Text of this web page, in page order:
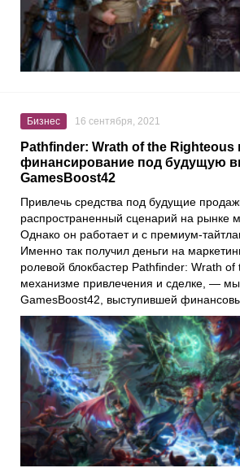
Бизнес 16 сентября, 2021
Pathfinder: Wrath of the Righteous
финансирование под будущую
GamesBoost42
Привлечь средства под будущие
распространенный сценарий на рынке
Однако он работает и с премиум-
Именно так получил деньги на
ролевой блокбастер Pathfinder: Wrath of
механизме привлечения и сделке, — мы
GamesBoost42 , выступившей